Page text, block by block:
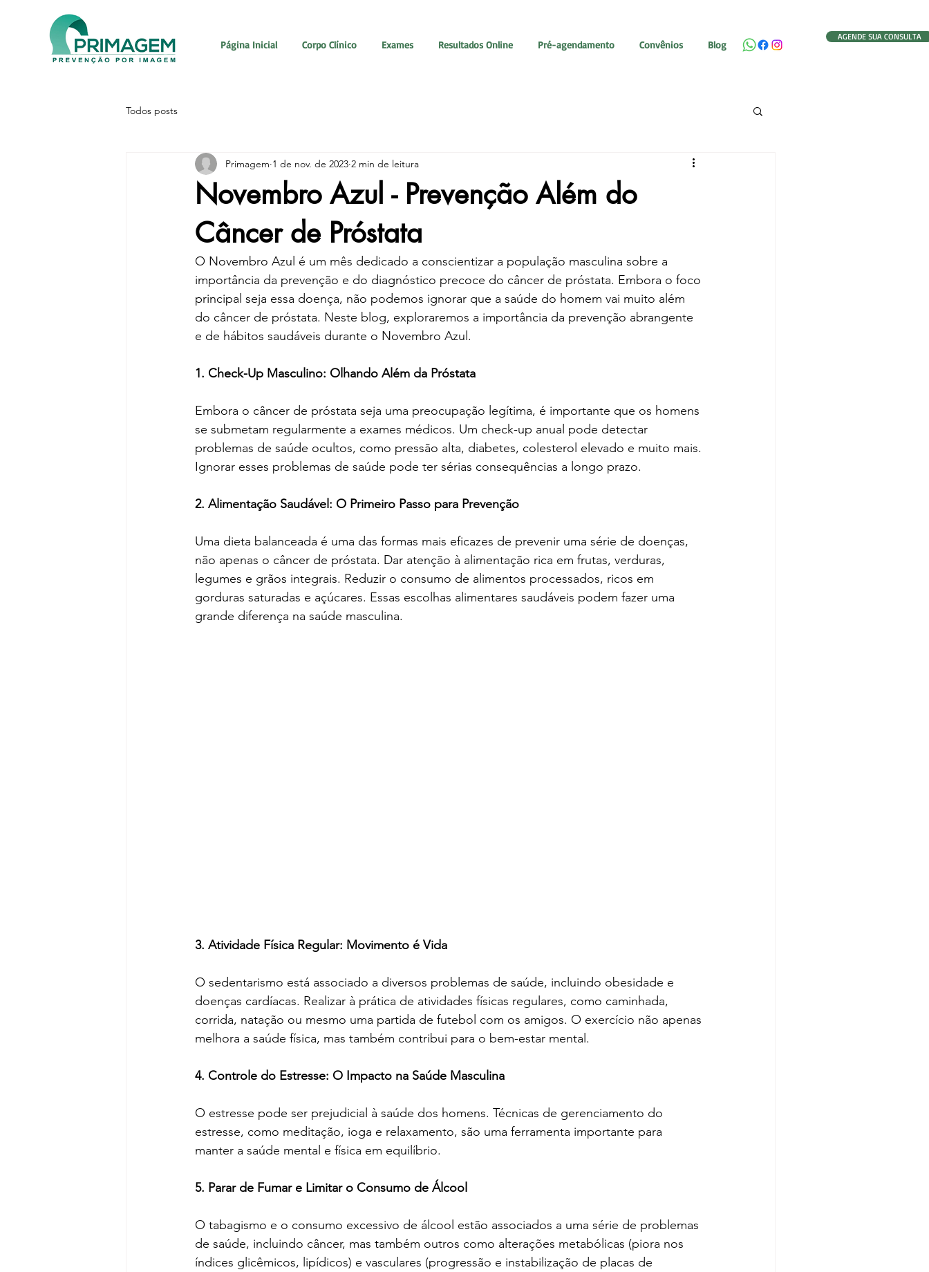
Página Inicial Corpo Clínico Exames Resultados Online Pré-agendamento Convênios Blog
AGENDE SUA CONSULTA
Todos posts
Novembro Azul - Prevenção Além do
Câncer de Próstata
Primagem 1 de nov. de 2023 2 min de leitura
O Novembro Azul é um mês dedicado a conscientizar a população masculina sobre a
importância da prevenção e do diagnóstico precoce do câncer de próstata. Embora o foco
principal seja essa doença, não podemos ignorar que a saúde do homem vai muito além
do câncer de próstata. Neste blog, exploraremos a importância da prevenção abrangente
e de hábitos saudáveis ​​durante o Novembro Azul.
1. Check-Up Masculino: Olhando Além da Próstata
Embora o câncer de próstata seja uma preocupação legítima, é importante que os homens
se submetam regularmente a exames médicos. Um check-up anual pode detectar
problemas de saúde ocultos, como pressão alta, diabetes, colesterol elevado e muito mais.
Ignorar esses problemas de saúde pode ter sérias consequências a longo prazo.
2. Alimentação Saudável: O Primeiro Passo para Prevenção
Uma dieta balanceada é uma das formas mais eficazes de prevenir uma série de doenças,
não apenas o câncer de próstata. Dar atenção à alimentação rica em frutas, verduras,
legumes e grãos integrais. Reduzir o consumo de alimentos processados, ricos em
gorduras saturadas e açúcares. Essas escolhas alimentares saudáveis ​​podem fazer uma
grande diferença na saúde masculina.
3. Atividade Física Regular: Movimento é Vida
O sedentarismo está associado a diversos problemas de saúde, incluindo obesidade e
doenças cardíacas. Realizar à prática de atividades físicas regulares, como caminhada,
corrida, natação ou mesmo uma partida de futebol com os amigos. O exercício não apenas
melhora a saúde física, mas também contribui para o bem-estar mental.
4. Controle do Estresse: O Impacto na Saúde Masculina
O estresse pode ser prejudicial à saúde dos homens. Técnicas de gerenciamento do
estresse, como meditação, ioga e relaxamento, são uma ferramenta importante para
manter a saúde mental e física em equilíbrio.
5. Parar de Fumar e Limitar o Consumo de Álcool
O tabagismo e o consumo excessivo de álcool estão associados a uma série de problemas
de saúde, incluindo câncer, mas também outros como alterações metabólicas (piora nos
índices glicêmicos, lipídicos) e vasculares (progressão e instabilização de placas de